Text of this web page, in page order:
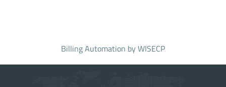
Billing Automation by WISECP